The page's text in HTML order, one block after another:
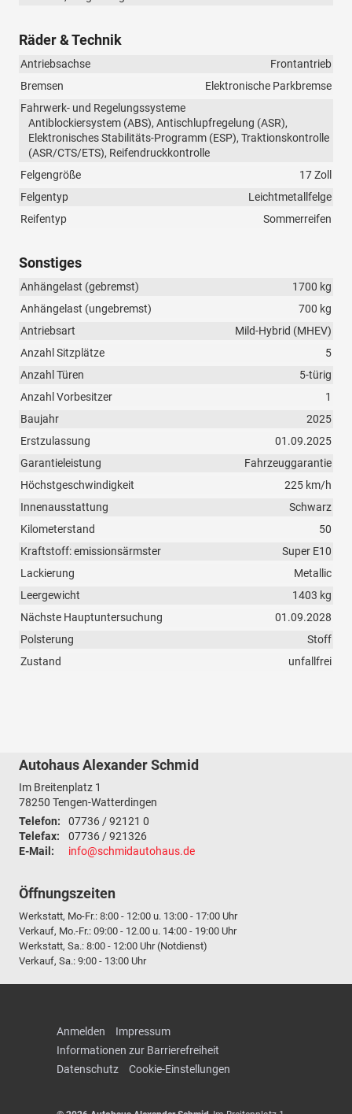
Räder & Technik
Antriebsachse
Frontantrieb
Bremsen
Elektronische Parkbremse
Fahrwerk- und Regelungssysteme
Antiblockiersystem (ABS), Antischlupfregelung (ASR),
Elektronisches Stabilitäts-Programm (ESP), Traktionskontrolle
(ASR/CTS/ETS), Reifendruckkontrolle
Felgengröße
17 Zoll
Felgentyp
Leichtmetallfelge
Reifentyp
Sommerreifen
Sonstiges
Anhängelast (gebremst)
1700 kg
Anhängelast (ungebremst)
700 kg
Antriebsart
Mild-Hybrid (MHEV)
Anzahl Sitzplätze
5
Anzahl Türen
5-türig
Anzahl Vorbesitzer
1
Baujahr
2025
Erstzulassung
01.09.2025
Garantieleistung
Fahrzeuggarantie
Höchstgeschwindigkeit
225 km/h
Innenausstattung
Schwarz
Kilometerstand
50
Kraftstoff: emissionsärmster
Super E10
Lackierung
Metallic
Leergewicht
1403 kg
Nächste Hauptuntersuchung
01.09.2028
Polsterung
Stoff
Zustand
unfallfrei
Autohaus Alexander Schmid
Im Breitenplatz 1
78250 Tengen-Watterdingen
Telefon:
07736 / 92121 0
Telefax:
07736 / 921326
E-Mail:
info@schmidautohaus.de
Öffnungszeiten
Werkstatt, Mo-Fr.: 8:00 - 12:00 u. 13:00 - 17:00 Uhr
Verkauf, Mo.-Fr.: 09:00 - 12.00 u. 14:00 - 19:00 Uhr
Werkstatt, Sa.: 8:00 - 12:00 Uhr (Notdienst)
Verkauf, Sa.: 9:00 - 13:00 Uhr
Anmelden
Impressum
Informationen zur Barrierefreiheit
Datenschutz
Cookie-Einstellungen